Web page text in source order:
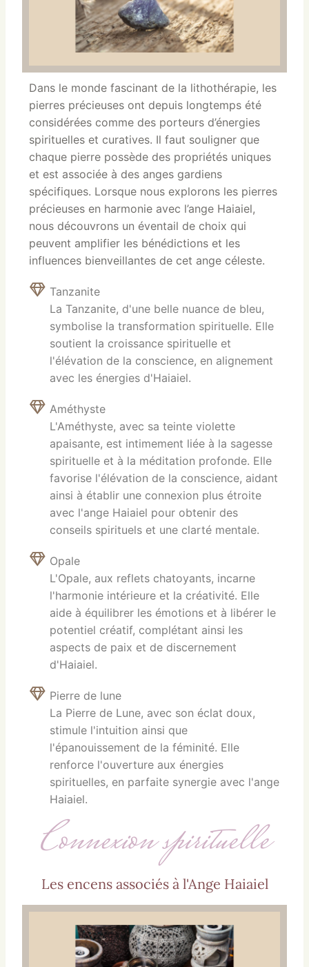
Dans le monde fascinant de la lithothérapie, les
pierres précieuses ont depuis longtemps été
considérées comme des porteurs d’énergies
spirituelles et curatives. Il faut souligner que
chaque pierre possède des propriétés uniques
et est associée à des anges gardiens
spécifiques. Lorsque nous explorons les pierres
précieuses en harmonie avec l’ange Haiaiel,
nous découvrons un éventail de choix qui
peuvent amplifier les bénédictions et les
influences bienveillantes de cet ange céleste.
Tanzanite
La Tanzanite, d'une belle nuance de bleu,
symbolise la transformation spirituelle. Elle
soutient la croissance spirituelle et
l'élévation de la conscience, en alignement
avec les énergies d'Haiaiel.
Améthyste
L'Améthyste, avec sa teinte violette
apaisante, est intimement liée à la sagesse
spirituelle et à la méditation profonde. Elle
favorise l'élévation de la conscience, aidant
ainsi à établir une connexion plus étroite
avec l'ange Haiaiel pour obtenir des
conseils spirituels et une clarté mentale.
Opale
L'Opale, aux reflets chatoyants, incarne
l'harmonie intérieure et la créativité. Elle
aide à équilibrer les émotions et à libérer le
potentiel créatif, complétant ainsi les
aspects de paix et de discernement
d'Haiaiel.
Pierre de lune
La Pierre de Lune, avec son éclat doux,
stimule l'intuition ainsi que
l'épanouissement de la féminité. Elle
renforce l'ouverture aux énergies
spirituelles, en parfaite synergie avec l'ange
Haiaiel.
Connexion spirituelle
Les encens associés à l'Ange Haiaiel